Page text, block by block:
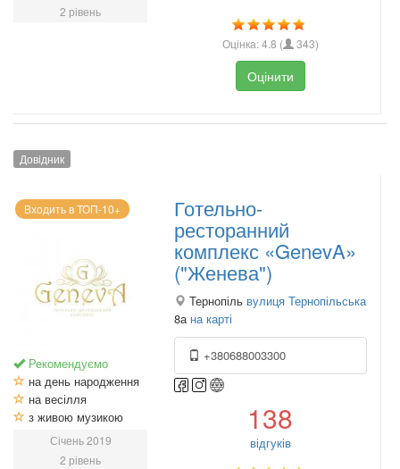
2 рівень
Оцінка:4.8 ( 343)
Оцінити
Довідник
Входить в ТОП-10+
Рекомендуємо
на день народження
на весілля
з живою музикою
Січень 2019
2 рівень
Готельно-
ресторанний
комплекс «GenevA»
("Женева")
Тернопіль вулиця Тернопільська
8а на карті
+380688003300
138
відгуків